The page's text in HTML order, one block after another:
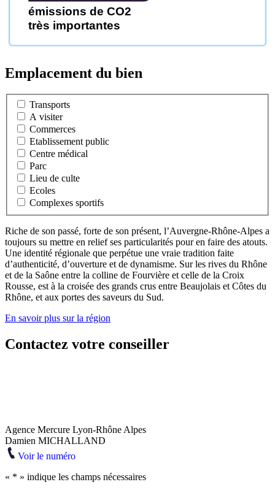
émissions de CO2
très importantes
Emplacement du bien
Transports
A visiter
Commerces
Etablissement public
Centre médical
Parc
Lieu de culte
Ecoles
Complexes sportifs
Riche de son passé, forte de son présent, l’Auvergne-Rhône-Alpes a
toujours su mettre en relief ses particularités pour en faire des atouts.
Une identité régionale que perpétue une vraie tradition faite
d’authenticité, d’ouverture et de dynamisme. Sur les rives du Rhône
et de la Saône entre la colline de Fourvière et celle de la Croix
Rousse, est à la croisée des grands crus entre Beaujolais et Côtes du
Rhône, et aux portes des saveurs du Sud.
En savoir plus sur la région
Contactez votre conseiller
Agence Mercure Lyon-Rhône Alpes
Damien MICHALLAND
Voir le numéro
« * » indique les champs nécessaires